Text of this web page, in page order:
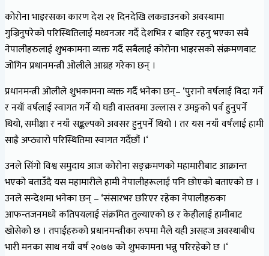
कोरोना भाइरसका कारण देश २१ दिनदेखि लकडाउनको अवस्थामा
गुज्रिनुपरेको परिस्थितिलाई मध्यनजर गर्दै देशभित्र र बाहिर रहनु भएका सबै
नेपालीहरुलाई शुभकामना व्यक्त गर्दै सबैलाई कोरोना भाइरसको संक्रमणबाट
जोगिन प्रधानमन्त्री ओलीले आग्रह गरेका छन् ।
प्रधानमन्त्री ओलीले शुभकामना व्यक्त गर्दै भनेका छन्– ‘पुरानो वर्षलाई विदा गर्ने
र नयाँ वर्षलाई स्वागत गर्ने यो घडी वास्तवमा उल्लास र उमङ्गको पर्व हुनुपर्ने
थियो, समीक्षा र नयाँ सङ्कल्पको अवसर हुनुपर्ने थियो । तर यस नयाँ वर्षलाई हामी
साह्रै अप्ठ्यारो परिस्थितिमा स्वागत गर्दैछौं ।‘
उनले सिंगो विश्व समुदाय आज कोरोना सङ्क्रमणको महामारीबाट आक्रान्त
भएको बताउँदै यस महामारीले हामी नेपालीहरूलाई पनि छोएको बताएको छ ।
उनले सन्देशमा भनेका छन् – ‘संसारभर छरिएर रहेका नेपालीहरुका
आफन्तजनमध्ये कतिपयलाई संक्रमित तुल्याएको छ र केहीलाई हामीबाट
खोसेको छ । तपाईहरुको प्रधानमन्त्रीका रुपमा मैले यही असहज अवस्थाबीच
भारी मनका साथ नयाँ वर्ष २०७७ को शुभकामना भन्नु परिरहेको छ ।‘